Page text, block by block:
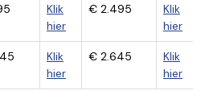
Klik
hier
€ 2.495
Klik
hier
Klik
hier
€ 2.645
Klik
hier